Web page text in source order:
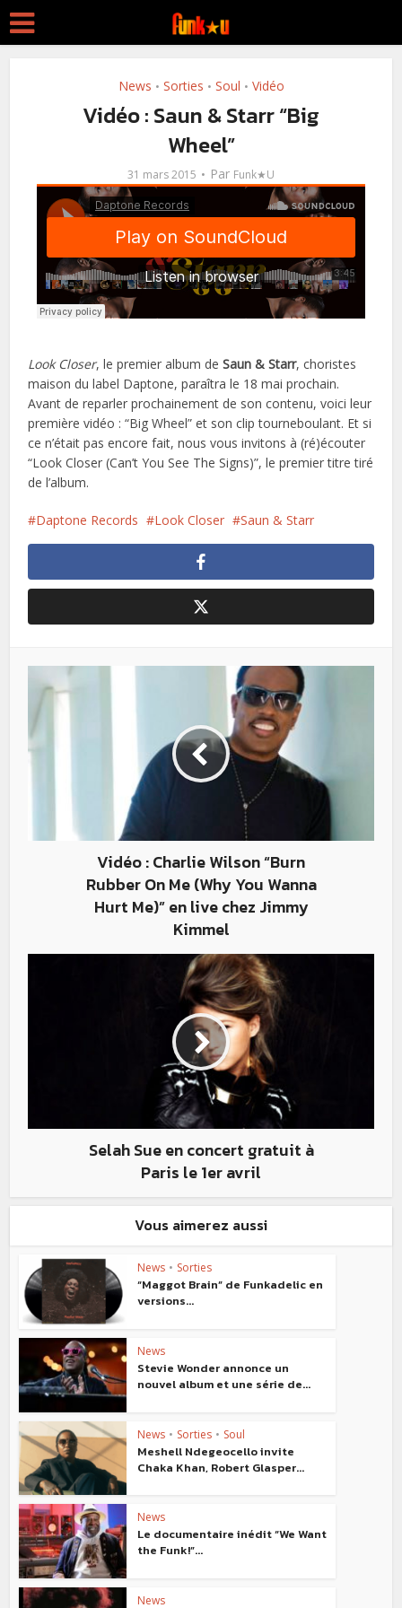
News • Sorties • Soul • Vidéo
Vidéo : Saun & Starr “Big
Wheel”
31 mars 2015 Par Funk★U
Look Closer, le premier album deSaun & Starr, choristes
maison du label Daptone, paraîtra le 18 mai prochain.
Avant de reparler prochainement de son contenu, voici leur
première vidéo : “Big Wheel” et son clip tourneboulant. Et si
ce n’était pas encore fait, nous vous invitons à (ré)écouter
“Look Closer (Can’t You See The Signs)”, le premier titre tiré
de l’album.
Daptone Records Look Closer Saun & Starr
Vidéo : Charlie Wilson “Burn
Rubber On Me (Why You Wanna
Hurt Me)” en live chez Jimmy
Kimmel
Selah Sue en concert gratuit à
Paris le 1er avril
Vous aimerez aussi
News • Sorties
“Maggot Brain” de Funkadelic en
versions...
News
Stevie Wonder annonce un
nouvel album et une série de...
News • Sorties • Soul
Meshell Ndegeocello invite
Chaka Khan, Robert Glasper...
News
Le documentaire inédit “We Want
the Funk!”...
News